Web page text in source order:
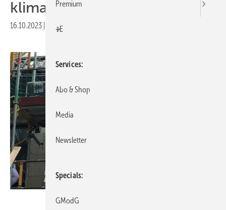
klimaneutral
16.10.2023 Druckvorschau
Premium
+E
Services
Abo & Shop
Media
Newsletter
Specials
GModG